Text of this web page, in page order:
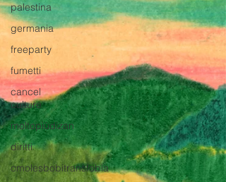
palestina
germania
freeparty
fumetti
cancel
culture
moltopiùdizan
diritti
omolesbobitransfobia